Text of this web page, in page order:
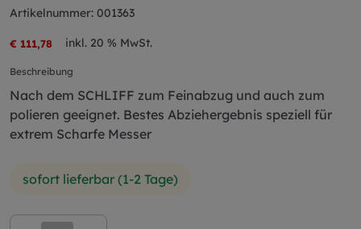
Artikelnummer: 001363
€ 111,78 inkl. 20 % MwSt.
Beschreibung
Nach dem SCHLIFF zum Feinabzug und auch zum
polieren geeignet. Bestes Abziehergebnis speziell für
extrem Scharfe Messer
sofort lieferbar (1-2 Tage)